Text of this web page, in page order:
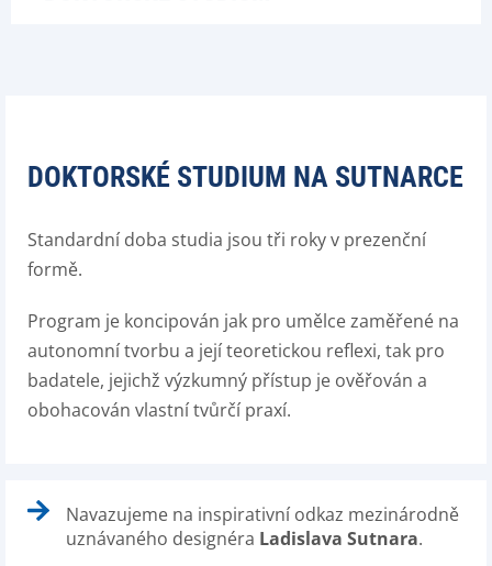
DOKTORSKÉ STUDIUM NA SUTNARCE
Standardní doba studia jsou tři roky v prezenční
formě.
Program je koncipován jak pro umělce zaměřené na
autonomní tvorbu a její teoretickou reflexi, tak pro
badatele, jejichž výzkumný přístup je ověřován a
obohacován vlastní tvůrčí praxí.
Navazujeme na inspirativní odkaz mezinárodně
uznávaného designéra Ladislava Sutnara.